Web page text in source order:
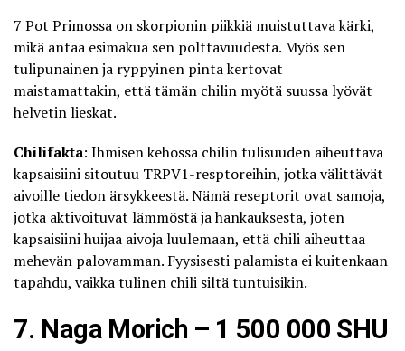
7 Pot Primossa on skorpionin piikkiä muistuttava kärki,
mikä antaa esimakua sen polttavuudesta. Myös sen
tulipunainen ja ryppyinen pinta kertovat
maistamattakin, että tämän chilin myötä suussa lyövät
helvetin lieskat.
Chilifakta: Ihmisen kehossa chilin tulisuuden aiheuttava
kapsaisiini sitoutuu TRPV1-resptoreihin, jotka välittävät
aivoille tiedon ärsykkeestä. Nämä reseptorit ovat samoja,
jotka aktivoituvat lämmöstä ja hankauksesta, joten
kapsaisiini huijaa aivoja luulemaan, että chili aiheuttaa
mehevän palovamman. Fyysisesti palamista ei kuitenkaan
tapahdu, vaikka tulinen chili siltä tuntuisikin.
7. Naga Morich – 1 500 000 SHU